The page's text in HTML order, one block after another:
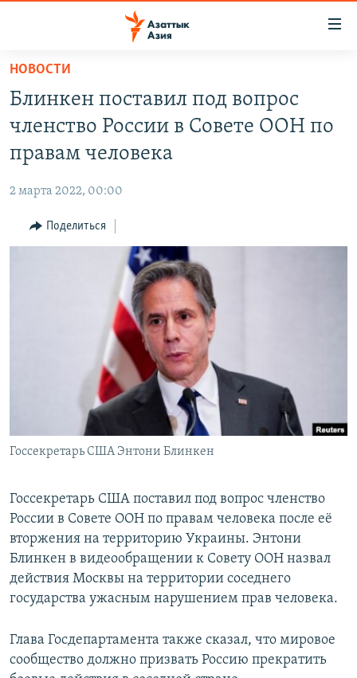
Вернуться
основному
содержанию
главной
навигации
Вернутся
ТАДЖИКИСТАН
ҚАЗАҚША
КЫРГЫЗЧА
Все сайты РСЕ/РС
НОВОСТИ
Блинкен поставил под вопрос
членство России в Совете ООН по
правам человека
2 марта 2022, 00:00
Поделиться
Госсекретарь США Энтони Блинкен
Госсекретарь США поставил под вопрос членство
России в Совете ООН по правам человека после её
вторжения на территорию Украины. Энтони
Блинкен в видеообращении к Совету ООН назвал
действия Москвы на территории соседнего
государства ужасным нарушением прав человека.
Глава Госдепартамента также сказал, что мировое
сообщество должно призвать Россию прекратить